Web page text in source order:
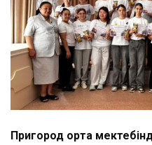
Пригород орта